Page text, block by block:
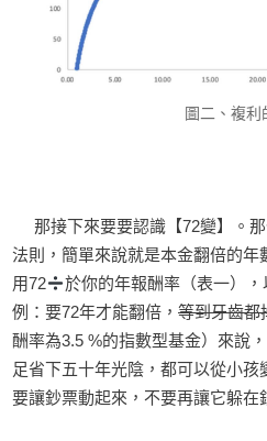
圖二、複利
那接下來要要認識【72變】。
法則，簡單來說就是本金翻倍的年
用72
於你的年報酬率（表一）
例：要72年才能翻倍， 等到牙齒都
酬率為3.5 %的指數型基金）來說
足省下五十年光陰，都可以從小
要讓鈔票動起來，不要再讓它躲在